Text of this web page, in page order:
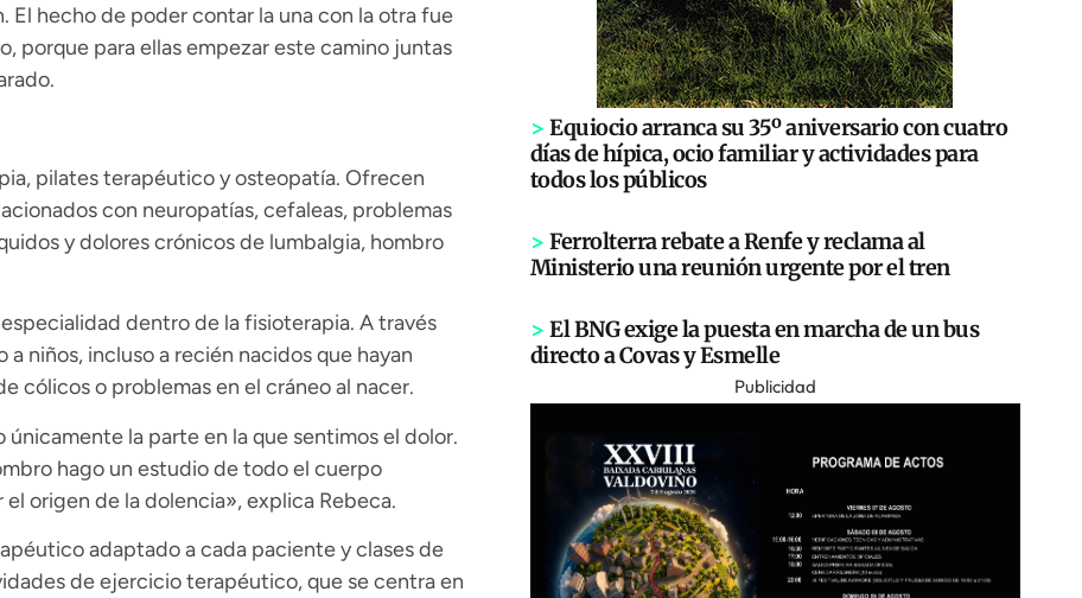
El hecho de poder contar la una con la otra fue
porque para ellas empezar este camino juntas
pilates terapéutico y osteopatía. Ofrecen
con neuropatías, cefaleas, problemas
y dolores crónicos de lumbalgia, hombro
dentro de la fisioterapia. A través
niños, incluso a recién nacidos que hayan
cólicos o problemas en el cráneo al nacer.
la parte en la que sentimos el dolor.
hago un estudio de todo el cuerpo
origen de la dolencia», explica Rebeca.
adaptado a cada paciente y clases de
de ejercicio terapéutico, que se centra en
> Equiocio arranca su 35º aniversario con cuatro
días de hípica, ocio familiar y actividades para
todos los públicos
> Ferrolterra rebate a Renfe y reclama al
Ministerio una reunión urgente por el tren
> El BNG exige la puesta en marcha de un bus
directo a Covas y Esmelle
Publicidad